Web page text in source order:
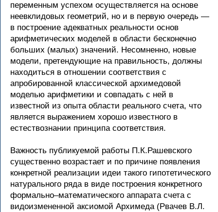
переменным успехом осуществляется на основе
неевклидовых геометрий, но и в первую очередь —
в построение адекватных реальности основ
арифметических моделей в области бесконечно
больших (малых) значений. Несомненно, новые
модели, претендующие на правильность, должны
находиться в отношении соответствия с
апробированной классической архимедовой
моделью арифметики и совпадать с ней в
известной из опыта области реального счета, что
является выражением хорошо известного в
естествознании принципа соответствия.
Важность публикуемой работы П.К.Рашевского
существенно возрастает и по причине появления
конкретной реализации идеи такого гипотетического
натурального ряда в виде построения конкретного
формально–математического аппарата счета с
видоизмененной аксиомой Архимеда (Рвачев В.Л.